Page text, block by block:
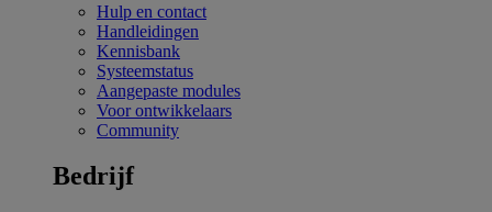
Hulp en contact
Handleidingen
Kennisbank
Systeemstatus
Aangepaste modules
Voor ontwikkelaars
Community
Bedrijf